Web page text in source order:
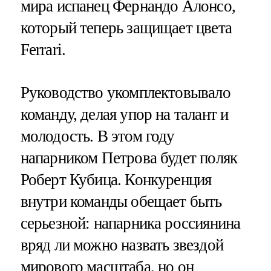
мира испанец Фернандо Алонсо,
который теперь защищает цвета
Ferrari.
Руководство укомплектовывало
команду, делая упор на талант и
молодость. В этом году
напарником Петрова будет поляк
Роберт Кубица. Конкуренция
внутри команды обещает быть
серьезной: напарника россиянина
вряд ли можно назвать звездой
мирового масштаба, но он